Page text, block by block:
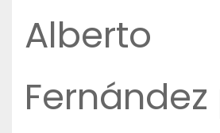
Alberto